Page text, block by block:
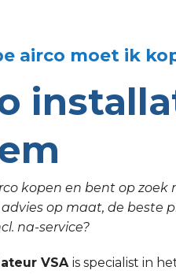
airco moet ik
kopen en bent op
op maat, de beste
na-service?
VSA is specialist in